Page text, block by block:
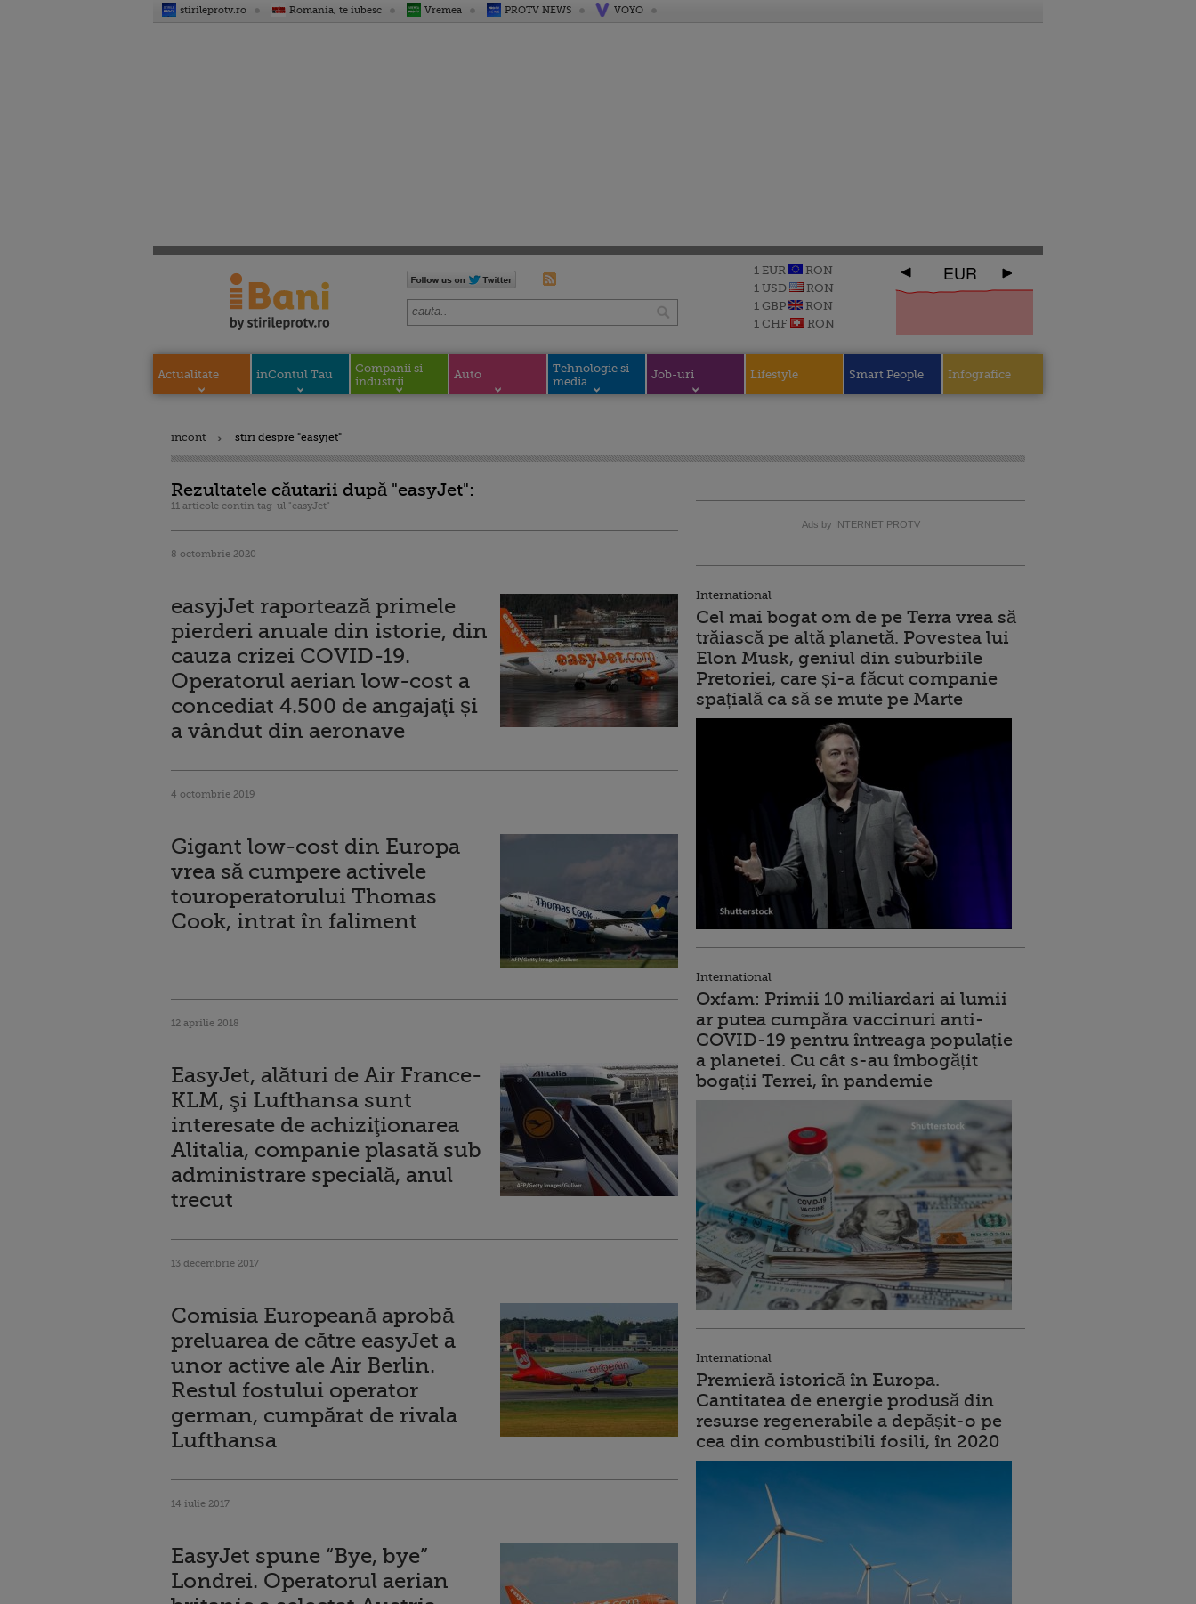
stirileprotv.ro Romania, te iubesc Vremea PROTV NEWS VOYO
1 EUR
RON
1 USD
RON
1 GBP
RON
1 CHF
RON
EUR
Actualitate inContul Tau
Companii si
industrii
Auto
Tehnologie si
media
Job-uri Lifestyle Smart People Infografice
incont stiri despre "easyjet"
Rezultatele căutarii după "easyJet":
11 articole contin tag-ul "easyJet"
8 octombrie 2020
easyjJet raportează primele
pierderi anuale din istorie, din
cauza crizei COVID-19.
Operatorul aerian low-cost a
concediat 4.500 de angajaţi și
a vândut din aeronave
4 octombrie 2019
Gigant low-cost din Europa
vrea să cumpere activele
touroperatorului Thomas
Cook, intrat în faliment
12 aprilie 2018
EasyJet, alături de Air France-
KLM, şi Lufthansa sunt
interesate de achiziţionarea
Alitalia, companie plasată sub
administrare specială, anul
trecut
13 decembrie 2017
Comisia Europeană aprobă
preluarea de către easyJet a
unor active ale Air Berlin.
Restul fostului operator
german, cumpărat de rivala
Lufthansa
14 iulie 2017
EasyJet spune “Bye, bye”
Londrei. Operatorul aerian
Ads by INTERNET PROTV
International
Cel mai bogat om de pe Terra vrea să
trăiască pe altă planetă. Povestea lui
Elon Musk, geniul din suburbiile
Pretoriei, care și-a făcut companie
spațială ca să se mute pe Marte
International
Oxfam: Primii 10 miliardari ai lumii
ar putea cumpăra vaccinuri anti-
COVID-19 pentru întreaga populație
a planetei. Cu cât s-au îmbogățit
bogații Terrei, în pandemie
International
Premieră istorică în Europa.
Cantitatea de energie produsă din
resurse regenerabile a depășit-o pe
cea din combustibili fosili, în 2020